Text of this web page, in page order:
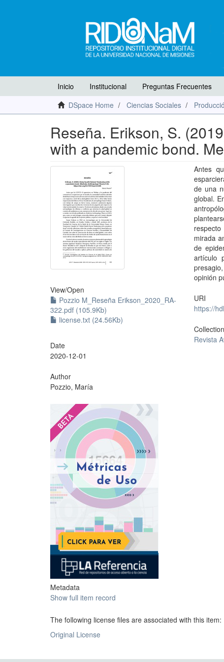
Inicio Institucional Preguntas Frecuentes
DSpace Home
Ciencias Sociales
Reseña. Erikson, S.
with a pandemic bond.
View/Open
Pozzio M_Reseña Erikson_2020_RA-
322.pdf (105.9Kb)
license.txt (24.56Kb)
Date
2020-12-01
Author
Pozzio, María
?
Metadata
Show full item record
Antes
de una
global.
mirada
de
artículo
opinión
URI
https://
Revista
The following license files are associated with this item:
Original License